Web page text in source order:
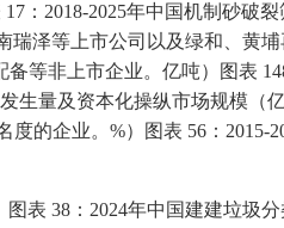
：2018-2025年中国机制砂破
瑞泽等上市公司以及绿和、黄
等非上市企业。亿吨）图表
生量及资本化操纵市场规模（
的企业。%）图表 56：2015-
表 38：2024年中国建建垃圾